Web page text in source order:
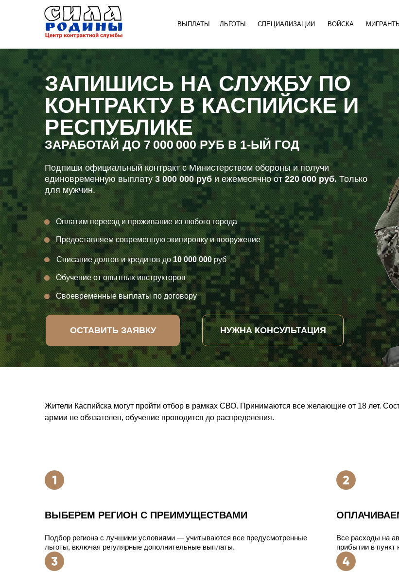
СПЕЦИАЛИЗАЦИИ ВОЙСКА МИГРАНТЫ
ЛЬГОТЫ
ВЫПЛАТЫ
ЗАПИШИСЬ НА СЛУЖБУ ПО
КОНТРАКТУ В КАСПИЙСКЕ И
РЕСПУБЛИКЕ
ЗАРАБОТАЙ ДО7 000 000 РУБВ 1-ЫЙ ГОД
Подпиши официальный контракт с Министерством обороны и получи
единовременную выплату 3 000 000 руби ежемесячно от 220 000 руб. Только
для мужчин.
ОСТАВИТЬ ЗАЯВКУ НУЖНА КОНСУЛЬТАЦИЯ
Оплатим переезд и проживание из любого города
Предоставляем современную экипировку и вооружение
Списание долгов и кредитов до10 000 000руб
Обучение от опытных инструкторов
Своевременные выплаты по договору
Жители Каспийска могут пройти отбор в рамках СВО. Принимаются все желающие от 18 лет.
армии не обязателен, обучение проводится до распределения.
ВЫБЕРЕМ РЕГИОН С ПРЕИМУЩЕСТВАМИ
Подбор региона с лучшими условиями — учитываются все предусмотренные
льготы, включая регулярные дополнительные выплаты.
Все расходы на
прибытии в пункт